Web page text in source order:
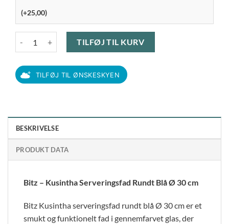
(+25,00)
TILFØJ TIL KURV
TILFØJ TIL ØNSKESKYEN
BESKRIVELSE
PRODUKT DATA
Bitz – Kusintha Serveringsfad Rundt Blå Ø 30 cm
Bitz Kusintha serveringsfad rundt blå Ø 30 cm er et
smukt og funktionelt fad i gennemfarvet glas, der